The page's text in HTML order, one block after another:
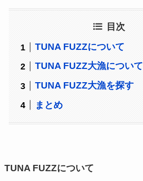
目次
TUNA FUZZについて
TUNA FUZZ大漁について
TUNA FUZZ大漁を探す
まとめ
TUNA FUZZについて